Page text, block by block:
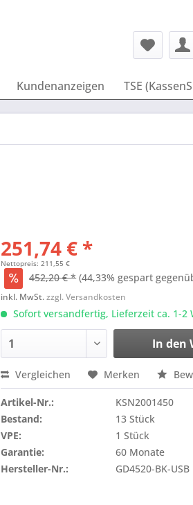
Kundenanzeigen TSE
251,74 € *
Nettopreis: 211,55 €
452,20 € * (44,33% gespart
inkl. MwSt.zzgl. Versandkosten
Sofort versandfertig, Lieferzeit ca. 1-2
In den
Vergleichen Merken
Artikel-Nr.:
KSN2001450
Bestand:
13 Stück
VPE:
1 Stück
Garantie:
60 Monate
Hersteller-Nr.:
GD4520-BK-USB